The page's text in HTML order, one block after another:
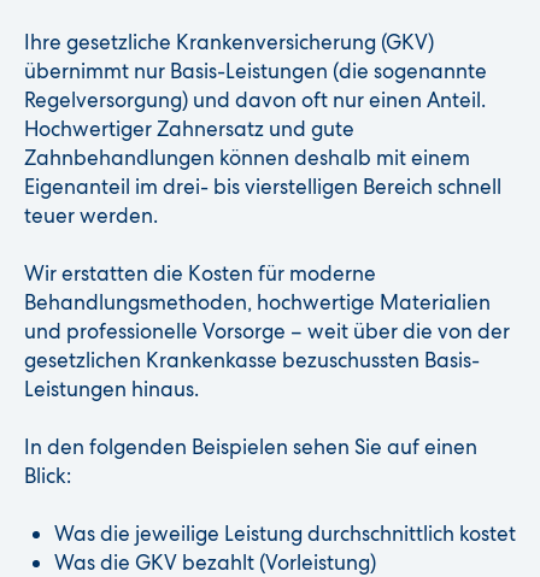
Ihre gesetzliche Krankenversicherung (GKV)
übernimmt nur Basis-Leistungen (die sogenannte
Regelversorgung) und davon oft nur einen Anteil.
Hochwertiger Zahnersatz und gute
Zahnbehandlungen können deshalb mit einem
Eigenanteil im drei- bis vierstelligen Bereich schnell
teuer werden.
Wir erstatten die Kosten für moderne
Behandlungsmethoden, hochwertige Materialien
und professionelle Vorsorge – weit über die von der
gesetzlichen Krankenkasse bezuschussten Basis-
Leistungen hinaus.
In den folgenden Beispielen sehen Sie auf einen
Blick:
Was die jeweilige Leistung durchschnittlich kostet
Was die GKV bezahlt (Vorleistung)